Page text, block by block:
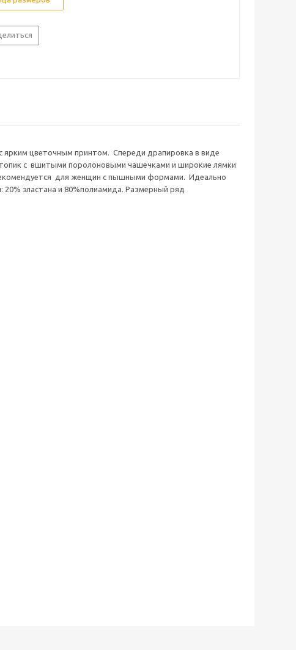
ярким цветочным принтом. Спереди драпировка в виде
с вшитыми поролоновыми чашечками и широкие лямки
для женщин с пышными формами. Идеально
эластана и 80%полиамида. Размерный ряд